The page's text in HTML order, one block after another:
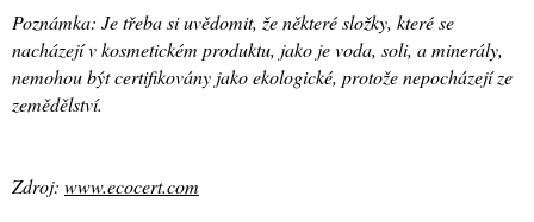
Poznámka: Je třeba si uvědomit, že některé složky, které se
nacházejí v kosmetickém produktu, jako je voda, soli, a minerály,
nemohou být certifikovány jako ekologické, protože nepocházejí ze
zemědělství.
Zdroj: www.ecocert.com